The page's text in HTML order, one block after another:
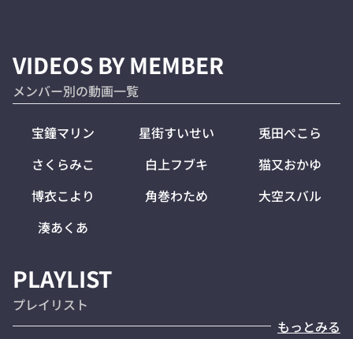
VIDEOS BY MEMBER
メンバー別の動画一覧
宝鐘マリン 星街すいせい
兎田ぺこら
さくらみこ
白上フブキ
猫又おかゆ
博衣こより
角巻わため
大空スバル
湊あくあ
PLAYLIST
プレイリスト
もっとみる